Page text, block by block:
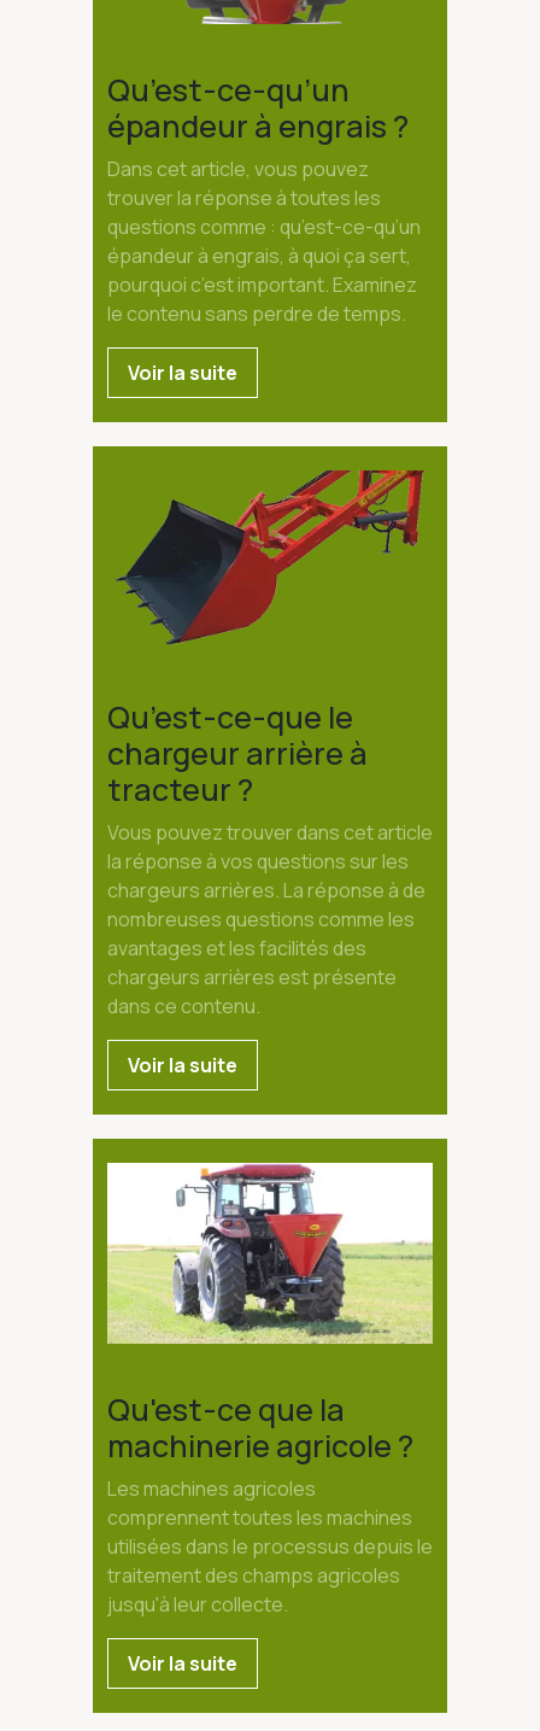
Qu’est-ce-qu’un
épandeur à engrais ?
Dans cet article, vous pouvez
trouver la réponse à toutes les
questions comme : qu’est-ce-qu’un
épandeur à engrais, à quoi ça sert,
pourquoi c’est important. Examinez
le contenu sans perdre de temps.
Voir la suite
Qu’est-ce-que le
chargeur arrière à
tracteur ?
Vous pouvez trouver dans cet article
la réponse à vos questions sur les
chargeurs arrières. La réponse à de
nombreuses questions comme les
avantages et les facilités des
chargeurs arrières est présente
dans ce contenu.
Voir la suite
Qu'est-ce que la
machinerie agricole ?
Les machines agricoles
comprennent toutes les machines
utilisées dans le processus depuis le
traitement des champs agricoles
jusqu'à leur collecte.
Voir la suite